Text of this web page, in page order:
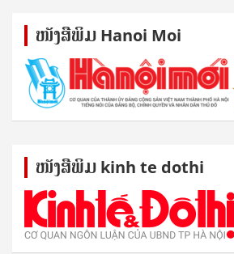
ໜັງ​ສື​ພິມ Hanoi Moi
ໜັງ​ສື​ພິມ kinh te dothi